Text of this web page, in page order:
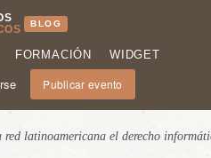
BLOG
FORMACIÓN WIDGET
Publicar evento
red latinoamericana el derecho